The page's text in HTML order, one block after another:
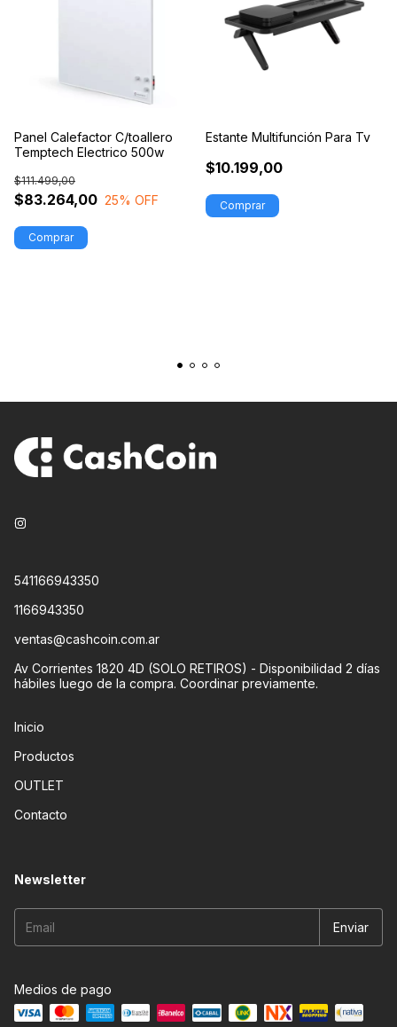
Panel Calefactor C/toallero
Temptech Electrico 500w
$83.264,00
$111.499,00
25% OFF
Estante Multifunción Para Tv
$10.199,00
541166943350
1166943350
ventas@cashcoin.com.ar
Av Corrientes 1820 4D (SOLO RETIROS) - Disponibilidad 2 días
hábiles luego de la compra. Coordinar previamente.
Inicio
Productos
OUTLET
Contacto
Newsletter
Medios de pago